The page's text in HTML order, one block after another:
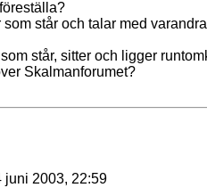
står och talar med
står, sitter och ligger
Skalmanforumet?
juni 2003, 22:59